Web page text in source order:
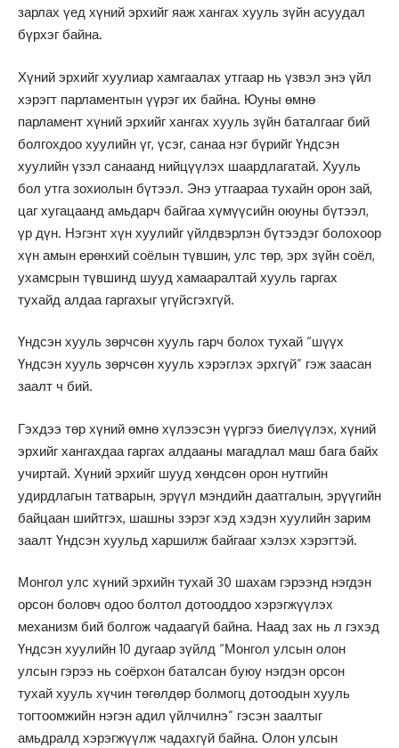
зарлах үед хүний эрхийг яаж хангах хууль зүйн асуудал
бүрхэг байна.
Хүний эрхийг хуулиар хамгаалах утгаар нь үзвэл энэ үйл
хэрэгт парламентын үүрэг их байна. Юуны өмнө
парламент хүний эрхийг хангах хууль зүйн баталгааг бий
болгохдоо хуулийн үг, үсэг, санаа нэг бүрийг Үндсэн
хуулийн үзэл санаанд нийцүүлэх шаардлагатай. Хууль
бол утга зохиолын бүтээл. Энэ утгаараа тухайн орон зай,
цаг хугацаанд амьдарч байгаа хүмүүсийн оюуны бүтээл,
үр дүн. Нэгэнт хүн хуулийг үйлдвэрлэн бүтээдэг болохоор
хүн амын ерөнхий соёлын түвшин, улс төр, эрх зүйн соёл,
ухамсрын түвшинд шууд хамааралтай хууль гаргах
тухайд алдаа гаргахыг үгүйсгэхгүй.
Үндсэн хууль зөрчсөн хууль гарч болох тухай “шүүх
Үндсэн хууль зөрчсөн хууль хэрэглэх эрхгүй” гэж заасан
заалт ч бий.
Гэхдээ төр хүний өмнө хүлээсэн үүргээ биелүүлэх, хүний
эрхийг хангахдаа гаргах алдааны магадлал маш бага байх
учиртай. Хүний эрхийг шууд хөндсөн орон нутгийн
удирдлагын татварын, эрүүл мэндийн даатгалын, эрүүгийн
байцаан шийтгэх, шашны зэрэг хэд хэдэн хуулийн зарим
заалт Үндсэн хуульд харшилж байгааг хэлэх хэрэгтэй.
Монгол улс хүний эрхийн тухай 30 шахам гэрээнд нэгдэн
орсон боловч одоо болтол дотооддоо хэрэгжүүлэх
механизм бий болгож чадаагүй байна. Наад зах нь л гэхэд
Үндсэн хуулийн 10 дугаар зүйлд “Монгол улсын олон
улсын гэрээ нь соёрхон баталсан буюу нэгдэн орсон
тухай хууль хүчин төгөлдөр болмогц дотоодын хууль
тогтоомжийн нэгэн адил үйлчилнэ” гэсэн заалтыг
амьдралд хэрэгжүүлж чадахгүй байна. Олон улсын